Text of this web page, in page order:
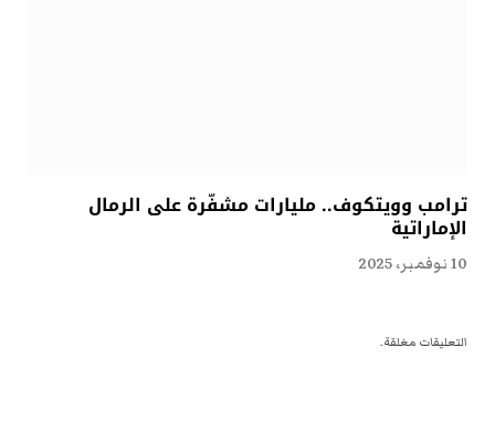
ترامب وويتكوف.. مليارات مشفّرة على الرمال
الإماراتية
10 نوفمبر، 2025
التعليقات مغلقة.